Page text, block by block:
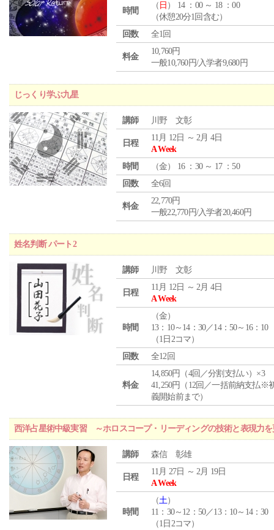
時間
（ 日 ） 14 ：00 ～ 18 ：00
（休憩20分1回含む）
回数
全1回
料金
10,760円
一般10,760円/入学者9,680円
じっくり学ぶ九星
講師 川野 文彰
日程
11月 12日 ～ 2月 4日
A Week
時間
（金） 16 ：30 ～ 17 ：50
回数
全6回
料金
22,770円
一般22,770円/入学者20,460円
姓名判断 パート2
講師 川野 文彰
日程
11月 12日 ～ 2月 4日
A Week
時間
（金）
13：10～14：30／14：50～16：10
（1日2コマ）
回数
全12回
料金
14,850円（4回／分割支払い）×3
41,250円（12回／一括前納支払※
義開始前まで）
西洋占星術中級実習 ～ホロスコープ・リーディングの技術と表現力
講師 森信 彰雄
日程
11月 27日 ～ 2月 19日
A Week
時間
（土）
11：30～12：50／13：10～14：30
（1日2コマ）